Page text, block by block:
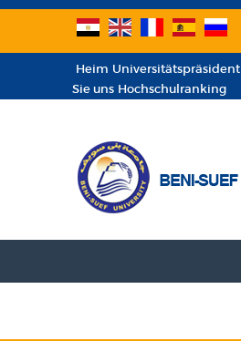
Heim Universitätspräsident
Sie uns Hochschulranking